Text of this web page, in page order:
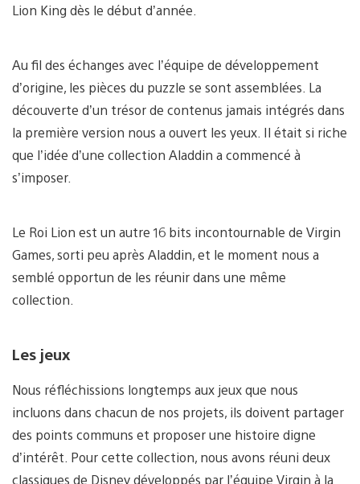
Lion King dès le début d’année.
Au fil des échanges avec l’équipe de développement
d’origine, les pièces du puzzle se sont assemblées. La
découverte d’un trésor de contenus jamais intégrés dans
la première version nous a ouvert les yeux. Il était si riche
que l’idée d’une collection Aladdin a commencé à
s’imposer.
Le Roi Lion est un autre 16 bits incontournable de Virgin
Games, sorti peu après Aladdin, et le moment nous a
semblé opportun de les réunir dans une même
collection.
Les jeux
Nous réfléchissions longtemps aux jeux que nous
incluons dans chacun de nos projets, ils doivent partager
des points communs et proposer une histoire digne
d’intérêt. Pour cette collection, nous avons réuni deux
classiques de Disney développés par l’équipe Virgin à la